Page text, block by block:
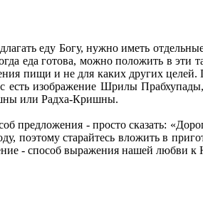
еду Богу, нужно иметь
еда готова, можно положить в
пищи и не для каких других
есть изображение Шрилы
или Радха-Кришны.
предложения - просто сказать:
поэтому старайтесь вложить в
- способ выражения нашей любви